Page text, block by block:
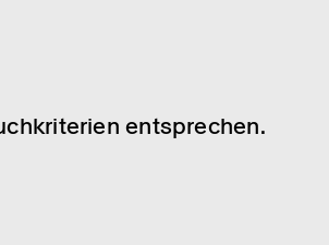
entsprechen.